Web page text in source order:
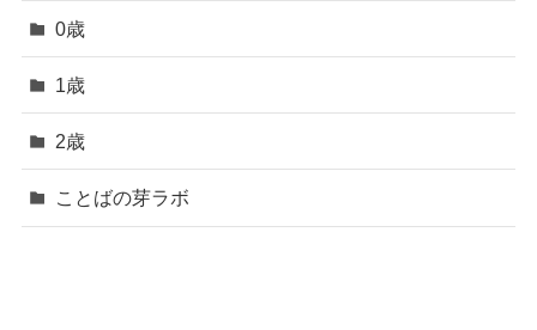
0歳
1歳
2歳
ことばの芽ラボ